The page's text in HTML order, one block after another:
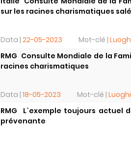
sur les racines charismatiques
Data |22-05-2023 Mot-clé |
RMG  Consulte Mondiale de la
racines charismatiques
Data |18-05-2023 Mot-clé |
RMG  L`exemple toujours
prévenante